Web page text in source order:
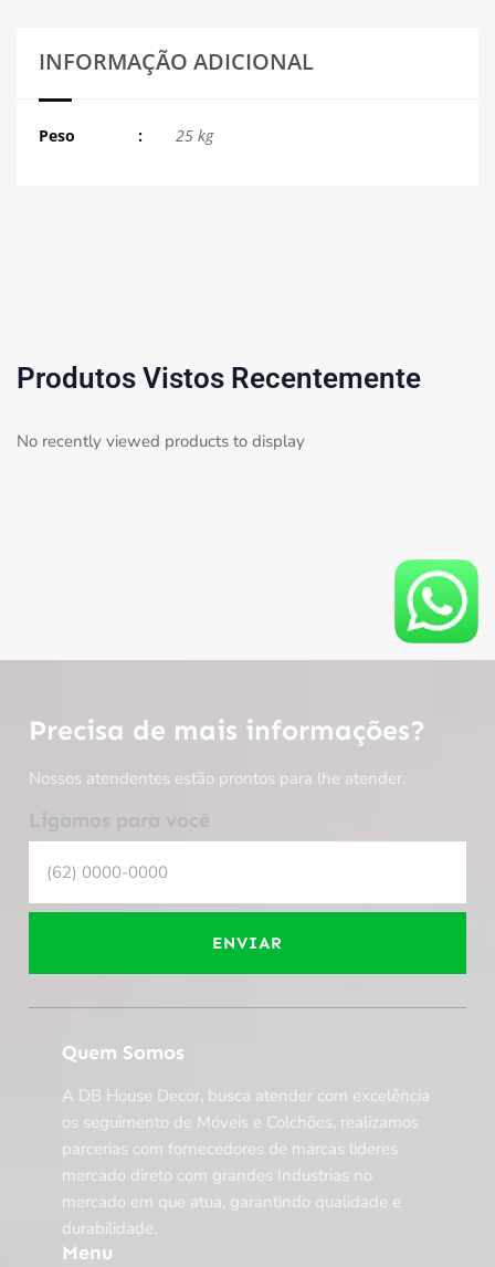
INFORMAÇÃO ADICIONAL
Peso 25 kg
Produtos Vistos Recentemente
No recently viewed products to display
Precisa de mais informações?
Nossos atendentes estão prontos para lhe atender.
Ligamos para você
ENVIAR
Quem Somos
A DB House Decor, busca atender com excelência
os seguimento de Móveis e Colchões, realizamos
parcerias com fornecedores de marcas lideres
mercado direto com grandes Industrias no
mercado em que atua, garantindo qualidade e
durabilidade.
Menu